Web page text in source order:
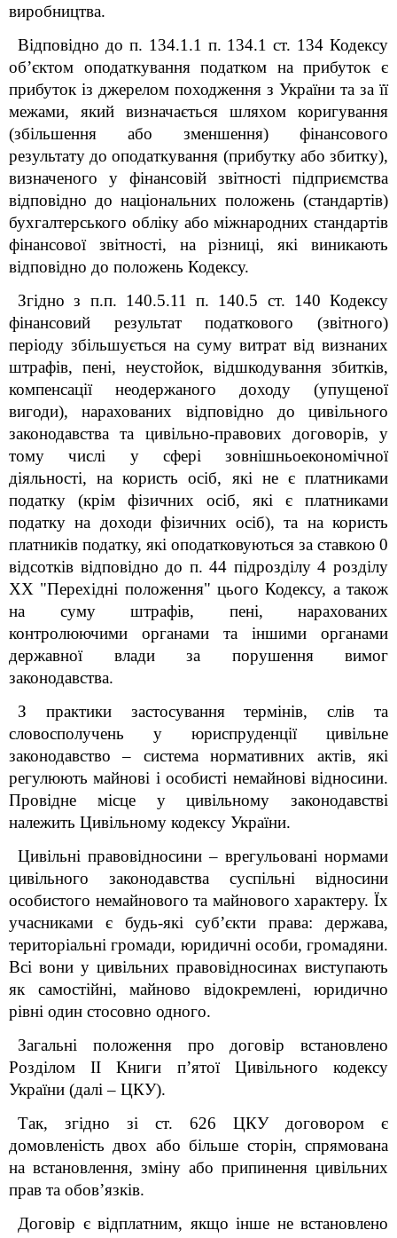
виробництва.
Відповідно до п. 134.1.1 п. 134.1 ст. 134 Кодексу
об’єктом оподаткування податком на прибуток є
прибуток із джерелом походження з України та за її
межами, який визначається шляхом коригування
(збільшення або зменшення) фінансового
результату до оподаткування (прибутку або збитку),
визначеного у фінансовій звітності підприємства
відповідно до національних положень (стандартів)
бухгалтерського обліку або міжнародних стандартів
фінансової звітності, на різниці, які виникають
відповідно до положень Кодексу.
Згідно з п.п. 140.5.11 п. 140.5 ст. 140 Кодексу
фінансовий результат податкового (звітного)
періоду збільшується на суму витрат від визнаних
штрафів, пені, неустойок, відшкодування збитків,
компенсації неодержаного доходу (упущеної
вигоди), нарахованих відповідно до цивільного
законодавства та цивільно-правових договорів, у
тому числі у сфері зовнішньоекономічної
діяльності, на користь осіб, які не є платниками
податку (крім фізичних осіб, які є платниками
податку на доходи фізичних осіб), та на користь
платників податку, які оподатковуються за ставкою 0
відсотків відповідно до п. 44 підрозділу 4 розділу
XX "Перехідні положення" цього Кодексу, а також
на суму штрафів, пені, нарахованих
контролюючими органами та іншими органами
державної влади за порушення вимог
законодавства.
З практики застосування термінів, слів та
словосполучень у юриспруденції цивільне
законодавство – система нормативних актів, які
регулюють майнові і особисті немайнові відносини.
Провідне місце у цивільному законодавстві
належить Цивільному кодексу України.
Цивільні правовідносини – врегульовані нормами
цивільного законодавства суспільні відносини
особистого немайнового та майнового характеру. Їх
учасниками є будь-які суб’єкти права: держава,
територіальні громади, юридичні особи, громадяни.
Всі вони у цивільних правовідносинах виступають
як самостійні, майново відокремлені, юридично
рівні один стосовно одного.
Загальні положення про договір встановлено
Розділом ІІ Книги п’ятої Цивільного кодексу
України (далі – ЦКУ).
Так, згідно зі ст. 626 ЦКУ договором є
домовленість двох або більше сторін, спрямована
на встановлення, зміну або припинення цивільних
прав та обов’язків.
Договір є відплатним, якщо інше не встановлено